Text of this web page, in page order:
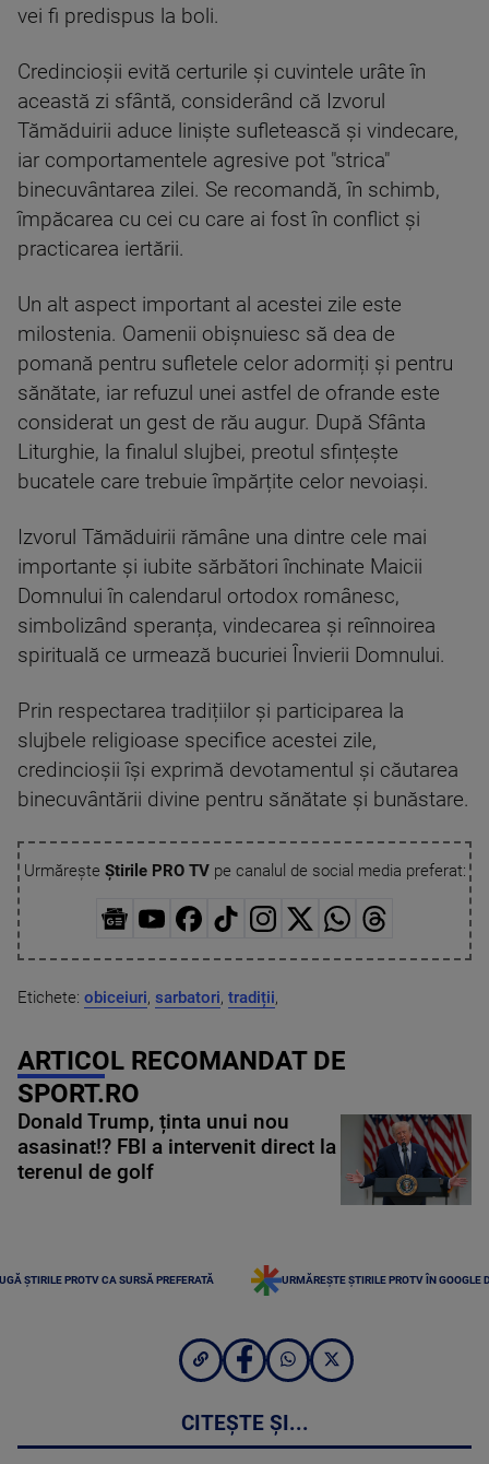
vei fi predispus la boli.
Credincioșii evită certurile și cuvintele urâte în
această zi sfântă, considerând că Izvorul
Tămăduirii aduce liniște sufletească și vindecare,
iar comportamentele agresive pot "strica"
binecuvântarea zilei. Se recomandă, în schimb,
împăcarea cu cei cu care ai fost în conflict și
practicarea iertării.
Un alt aspect important al acestei zile este
milostenia. Oamenii obișnuiesc să dea de
pomană pentru sufletele celor adormiți și pentru
sănătate, iar refuzul unei astfel de ofrande este
considerat un gest de rău augur. După Sfânta
Liturghie, la finalul slujbei, preotul sfințește
bucatele care trebuie împărțite celor nevoiași.
Izvorul Tămăduirii rămâne una dintre cele mai
importante și iubite sărbători închinate Maicii
Domnului în calendarul ortodox românesc,
simbolizând speranța, vindecarea și reînnoirea
spirituală ce urmează bucuriei Învierii Domnului.
Prin respectarea tradițiilor și participarea la
slujbele religioase specifice acestei zile,
credincioșii își exprimă devotamentul și căutarea
binecuvântării divine pentru sănătate și bunăstare.
Urmărește Știrile PRO TVpe canalul de social media preferat:
Etichete: obiceiuri, sarbatori, tradiții,
ARTICOL RECOMANDAT DE
SPORT.RO
Donald Trump, ținta unui nou
asasinat!? FBI a intervenit direct la
terenul de golf
ȘTIRILE PROTV CA SURSĂ PREFERATĂ URMĂREȘTE ȘTIRILE PROTV ÎN GOOGLE
CITEȘTE ȘI...